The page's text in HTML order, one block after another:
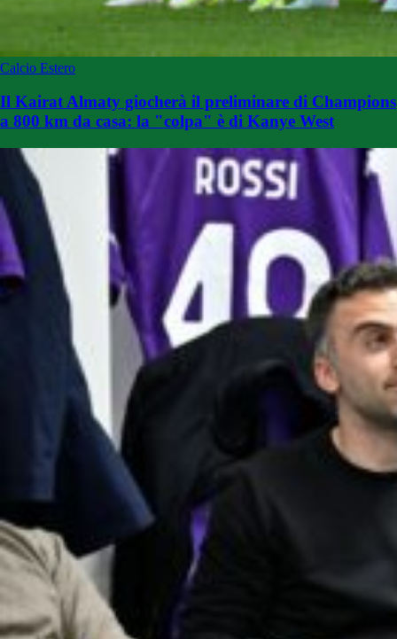
Calcio Estero
Il Kairat Almaty giocherà il preliminare di Champions
a 800 km da casa: la "colpa" è di Kanye West